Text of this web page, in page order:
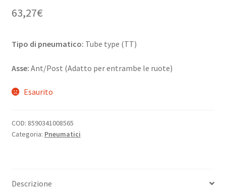
63,27€
Tipo di pneumatico: Tube type (TT)
Asse: Ant/Post (Adatto per entrambe le ruote)
Esaurito
COD: 8590341008565
Categoria: Pneumatici
Descrizione